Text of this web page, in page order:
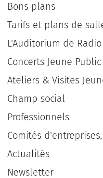
Bons plans
Tarifs et plans de
L'Auditorium de Radio
Concerts Jeune Public
Ateliers & Visites
Champ social
Professionnels
Comités
Actualités
Newsletter